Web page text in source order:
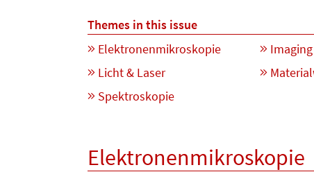
Themes in this issue
Elektronenmikroskopie
Imaging
Licht & Laser
Spektroskopie
Elektronenmikroskopie